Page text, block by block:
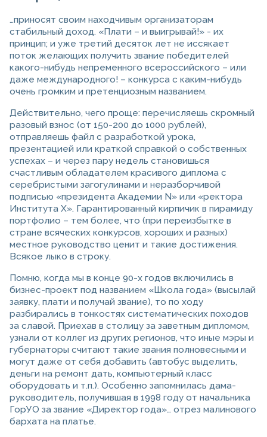
…приносят своим находчивым организаторам
стабильный доход. «Плати – и выигрывай!» - их
принцип; и уже третий десяток лет не иссякает
поток желающих получить звание победителей
какого-нибудь непременного всероссийского – или
даже международного! – конкурса с каким-нибудь
очень громким и претенциозным названием.
Действительно, чего проще: перечисляешь скромный
разовый взнос (от 150-200 до 1000 рублей),
отправляешь файл с разработкой урока,
презентацией или краткой справкой о собственных
успехах – и через пару недель становишься
счастливым обладателем красивого диплома с
серебристыми загогулинами и неразборчивой
подписью «президента Академии N» или «ректора
Института X». Гарантированный кирпичик в пирамиду
портфолио – тем более, что (при переизбытке в
стране всяческих конкурсов, хороших и разных)
местное руководство ценит и такие достижения.
Всякое лыко в строку.
Помню, когда мы в конце 90-х годов включились в
бизнес-проект под названием «Школа года» (высылай
заявку, плати и получай звание), то по ходу
разбирались в тонкостях систематических походов
за славой. Приехав в столицу за заветным дипломом,
узнали от коллег из других регионов, что иные мэры и
губернаторы считают такие звания полновесными и
могут даже от себя добавить (автобус выделить,
деньги на ремонт дать, компьютерный класс
оборудовать и т.п.). Особенно запомнилась дама-
руководитель, получившая в 1998 году от начальника
ГорУО за звание «Директор года»… отрез малинового
бархата на платье.